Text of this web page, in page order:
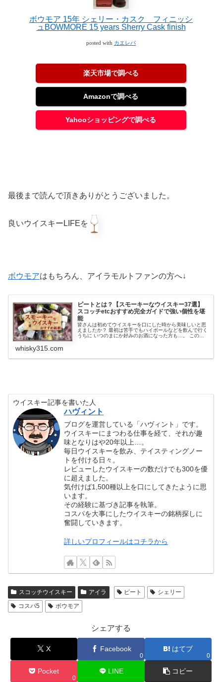
ボウモア 15年 シェリー・カスク フィニッシ
ュBOWMORE 15 years Sherry Cask finish
posted with カエレバ
楽天市場で調べる
Amazonで調べる
Yahooショッピングで調べる
最後まで読んで頂きありがとうございました。
良いウイスキーLIFEを
ボウモアはもちろん、アイラモルトファンの方へ↓
ピートとは？【スモーキーなウイスキー37選】
スコッチetcおすすめ完全ガイドで強い個性を堪
能
皆さんは初めてウイスキーを口にした時から美味しいと思
えましたか？ 最初は苦手でもハイボールなどを飲んで行く
うちに いつのまにか好みのお酒になった方も…。 この記
な1本が見つかります。
whisky315.com
ウイスキー記事を書いた人
ハヴィント
ブログを運営している「ハヴィント」です。
ウイスキーにまつわる仕事を経て、それが趣
味となりはや20年以上…。
毎日ウイスキーを飲み、テイスティングノー
トを付ける日々。
レビューしたウイスキーの数だけでも300を優
に超えました。
気付けば1,500種以上を口にしてきたように思
います。
その経験に基づき記事を執筆。
コスパを大事にしたウイスキーの銘柄探しに
奮闘していきます。
詳しいプロフィールはコチラから
スコッチウイスキー アイラ ピート
シェリー
コスパ5
ボウモア
シェアする
X Facebook
0
はてブ
0
Pocket
0
LINE コピー